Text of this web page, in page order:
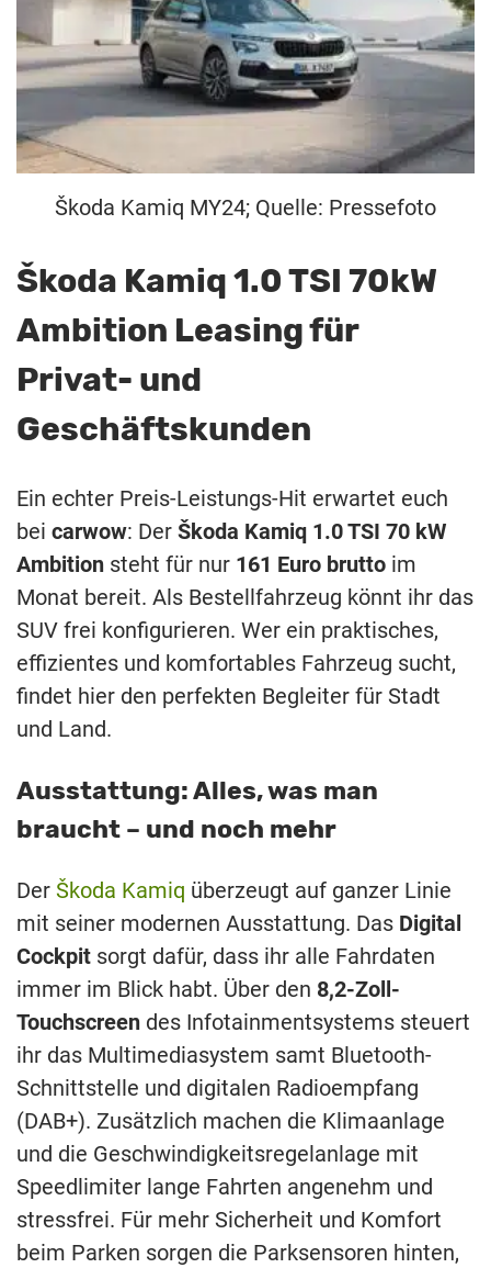
Škoda Kamiq MY24; Quelle: Pressefoto
Škoda Kamiq 1.0 TSI 70kW
Ambition Leasing für
Privat- und
Geschäftskunden
Ein echter Preis-Leistungs-Hit erwartet euch
bei carwow: Der Škoda Kamiq 1.0 TSI 70 kW
Ambition steht für nur 161 Euro brutto im
Monat bereit. Als Bestellfahrzeug könnt ihr das
SUV frei konfigurieren. Wer ein praktisches,
effizientes und komfortables Fahrzeug sucht,
findet hier den perfekten Begleiter für Stadt
und Land.
Ausstattung: Alles, was man
braucht – und noch mehr
Der Škoda Kamiq überzeugt auf ganzer Linie
mit seiner modernen Ausstattung. Das Digital
Cockpit sorgt dafür, dass ihr alle Fahrdaten
immer im Blick habt. Über den 8,2-Zoll-
Touchscreen des Infotainmentsystems steuert
ihr das Multimediasystem samt Bluetooth-
Schnittstelle und digitalen Radioempfang
(DAB+). Zusätzlich machen die Klimaanlage
und die Geschwindigkeitsregelanlage mit
Speedlimiter lange Fahrten angenehm und
stressfrei. Für mehr Sicherheit und Komfort
beim Parken sorgen die Parksensoren hinten,